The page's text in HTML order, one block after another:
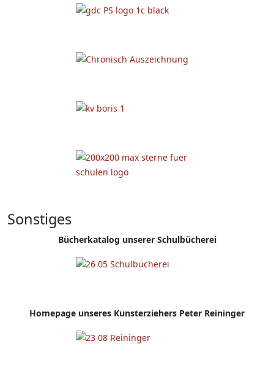
Sonstiges
Bücherkatalog unserer Schulbücherei
Homepage unseres Kunsterziehers Peter Reininger